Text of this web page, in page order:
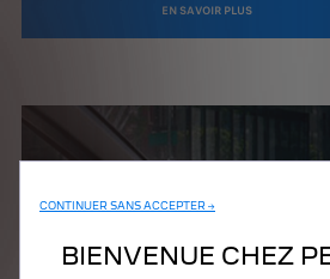
EN SAVOIR PLUS
CONTINUER SANS ACCEPTER →
BIENVENUE CHEZ